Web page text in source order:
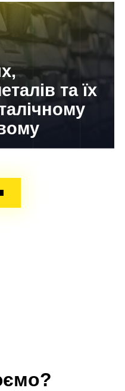
та їх